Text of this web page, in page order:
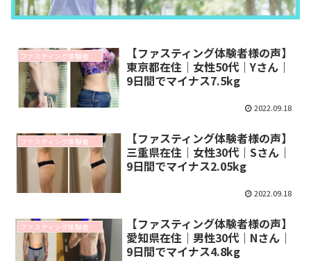
ファスティング体験者様の声
【ファスティング体験者様の声】
東京都在住｜女性50代｜Yさん｜
9日間でマイナス7.5kg
2022.09.18
ファスティング体験者様の声
【ファスティング体験者様の声】
三重県在住｜女性30代｜Sさん｜
9日間でマイナス2.05kg
2022.09.18
ファスティング体験者様の声
【ファスティング体験者様の声】
愛知県在住｜男性30代｜Nさん｜
9日間でマイナス4.8kg